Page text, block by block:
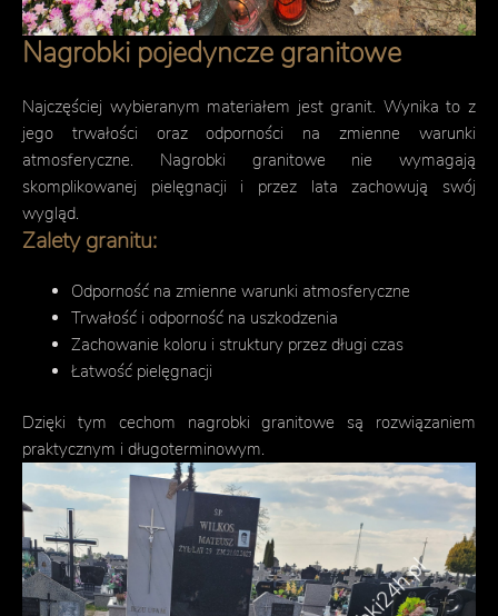
Nagrobki pojedyncze granitowe
Najczęściej wybieranym materiałem jest granit. Wynika to z
jego trwałości oraz odporności na zmienne warunki
atmosferyczne. Nagrobki granitowe nie wymagają
skomplikowanej pielęgnacji i przez lata zachowują swój
wygląd.
Zalety granitu:
Odporność na zmienne warunki atmosferyczne
Trwałość i odporność na uszkodzenia
Zachowanie koloru i struktury przez długi czas
Łatwość pielęgnacji
Dzięki tym cechom nagrobki granitowe są rozwiązaniem
praktycznym i długoterminowym.